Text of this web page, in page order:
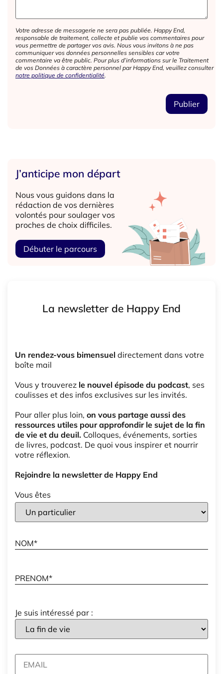
Votre adresse de messagerie ne sera pas publiée. Happy End,
responsable de traitement, collecte et publie vos commentaires pour
vous permettre de partager vos avis. Nous vous invitons à ne pas
communiquer vos données personnelles sensibles car votre
commentaire va être public. Pour plus d’informations sur le Traitement
de vos Données à caractère personnel par Happy End, veuillez consulter
notre politique de confidentialité.
J’anticipe mon départ
Nous vous guidons dans la
rédaction de vos dernières
volontés pour soulager vos
proches de choix difficiles.
Débuter le parcours
La newsletter de Happy End
Un rendez-vous bimensuel directement dans votre
boîte mail
Vous y trouverez le nouvel épisode du podcast, ses
coulisses et des infos exclusives sur les invités.
Pour aller plus loin, on vous partage aussi des
ressources utiles pour approfondir le sujet de la fin
de vie et du deuil. Colloques, événements, sorties
de livres, podcast. De quoi vous inspirer et nourrir
votre réflexion.
Rejoindre la newsletter de Happy End
Vous êtes
Je suis intéressé par :